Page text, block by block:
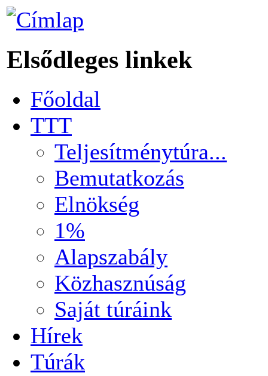
Elsődleges linkek
Főoldal
TTT
Teljesítménytúra...
Bemutatkozás
Elnökség
1%
Alapszabály
Közhasznúság
Saját túráink
Hírek
Túrák